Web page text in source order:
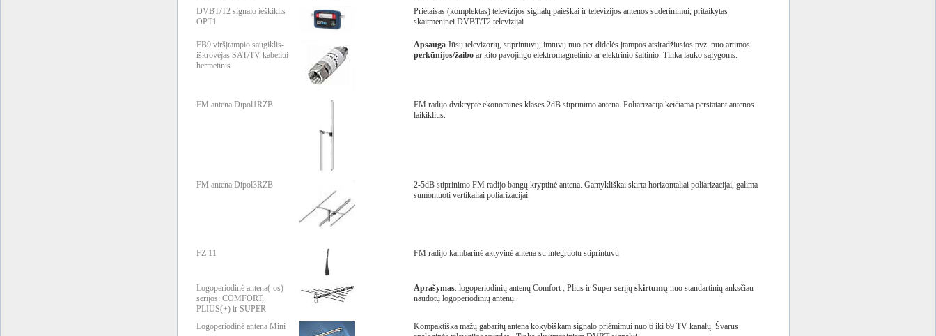
DVBT/T2 signalo ieškiklis
OPT1
Prietaisas (komplektas) televizijos signalų paieškai ir televizijos antenos suderinimui, pritaikytas
skaitmeninei DVBT/T2 televizijai
FB9 viršįtampio saugiklis-
iškrovėjas SAT/TV kabeliui
hermetinis
Apsauga Jūsų televizorių, stiprintuvų, imtuvų nuo per didelės įtampos atsiradžiusios pvz. nuo artimos
perkūnijos/žaibo ar kito pavojingo elektromagnetinio ar elektrinio šaltinio. Tinka lauko sąlygoms.
FM antena Dipol1RZB
FM radijo dvikryptė ekonominės klasės 2dB stiprinimo antena. Poliarizacija keičiama perstatant antenos
laikiklius.
FM antena Dipol3RZB
2-5dB stiprinimo FM radijo bangų kryptinė antena. Gamykliškai skirta horizontaliai poliarizacijai, galima
sumontuoti vertikaliai poliarizacijai.
FZ 11 FM radijo kambarinė aktyvinė antena su integruotu stiprintuvu
Logoperiodinė antena(-os)
serijos: COMFORT,
PLIUS(+) ir SUPER
Aprašymas. logoperiodinių antenų Comfort , Plius ir Super serijų skirtumų nuo standartinių anksčiau
naudotų logoperiodinių antenų.
Logoperiodinė antena Mini
Kompaktiška mažų gabaritų antena kokybiškam signalo priėmimui nuo 6 iki 69 TV kanalų. Švarus